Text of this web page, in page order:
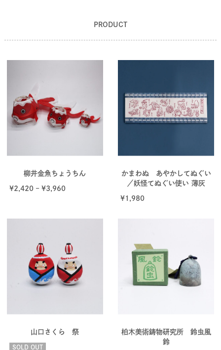
PRODUCT
柳井金魚ちょうちん
¥2,420– ¥3,960
かまわぬ あやかしてぬぐい
／妖怪てぬぐい使い 薄灰
¥1,980
山口さくら 祭
SOLD OUT
柏木美術鋳物研究所 鈴虫風
鈴